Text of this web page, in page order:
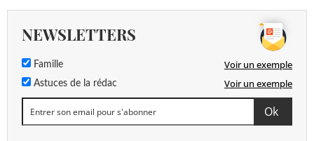
NEWSLETTERS
Famille Voir un exemple
Astuces de la rédac Voir un exemple